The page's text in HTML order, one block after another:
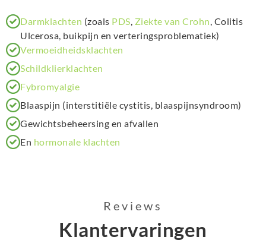
Darmklachten (zoals PDS, Ziekte van Crohn, Colitis
Ulcerosa, buikpijn en verteringsproblematiek)
Vermoeidheidsklachten
Schildklierklachten
Fybromyalgie
Blaaspijn (interstitiële cystitis, blaaspijnsyndroom)
Gewichtsbeheersing en afvallen
En hormonale klachten
Reviews
Klantervaringen